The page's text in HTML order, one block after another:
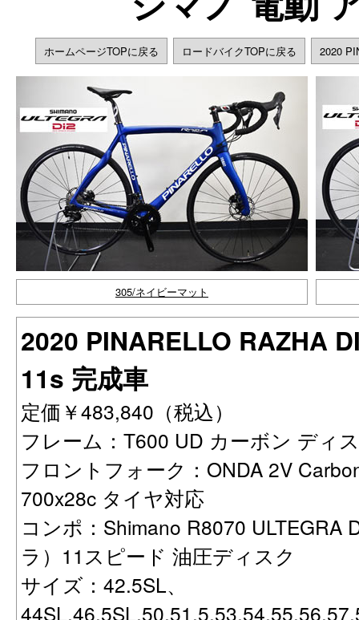
ホームページTOPに戻る ロードバイクTOPに戻る 2020
305/ネイビーマット
2020 PINARELLO RAZHA
11s 完成車
定価￥483,840（税込）
フレーム：T600 UD カーボン ディ
フロントフォーク：ONDA 2V
700x28c タイヤ対応
コンポ：Shimano R8070 ULTEGRA
ラ）11スピード 油圧ディスク
サイズ：42.5SL、